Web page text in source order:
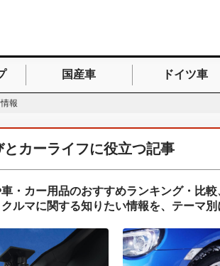
検索したいキーワードを入力
国産車 ドイツ車
報
とカーライフに役立つ記事
・カー用品のおすすめランキング・比
ルマに関する知りたい情報を、テーマ別